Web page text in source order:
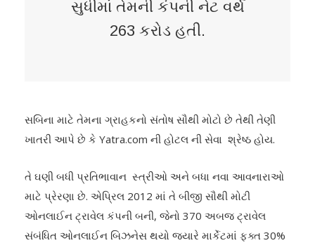
સુધીમાં તેમની કંપની નેટ વર્થ
263 કરોડ હતી.
સબિના માટે તેમના ગ્રાહકનો સંતોષ સૌથી મોટો છે તેથી તેણી
ખાતરી આપે છે કે Yatra.com ની હોટલ ની સેવા શ્રેષ્ઠ હોય.
તે ઘણી બધી પ્રતિભાવાન સ્ત્રીઓ અને બધા નવા આવનારાઓ
માટે પ્રેરણા છે. એપ્રિલ 2012 માં તે બીજી સૌથી મોટી
ઓનલાઈન ટ્રાવેલ કંપની બની, જેનો 370 અબજ ટ્રાવેલ
સંબંધિત ઓનલાઈન બિઝનેસ થયો જ્યારે માર્કેટમાં ફક્ત 30%